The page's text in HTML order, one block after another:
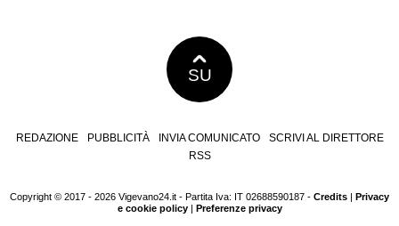
SU
REDAZIONE PUBBLICITÀ INVIA COMUNICATO
SCRIVI AL DIRETTORE
RSS
Copyright © 2017 - 2026 Vigevano24.it - Partita Iva: IT 02688590187 - Credits | Privacy
e cookie policy| Preferenze privacy